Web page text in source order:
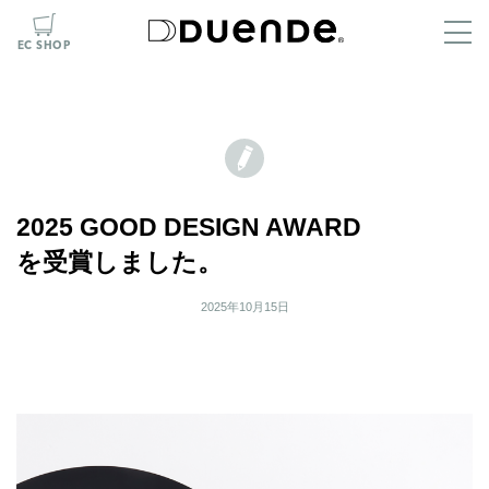
EC SHOP
2025 GOOD DESIGN AWARD
を受賞しました。
2025年10月15日